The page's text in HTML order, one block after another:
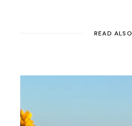
READ ALSO